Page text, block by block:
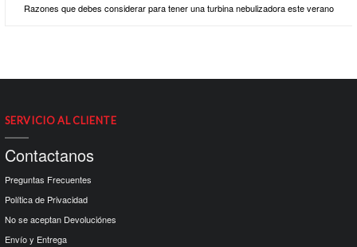
Razones que debes considerar para tener una turbina nebulizadora este verano
SERVICIO AL CLIENTE
Contactanos
Preguntas Frecuentes
Política de Privacidad
No se aceptan Devoluciónes
Envío y Entrega